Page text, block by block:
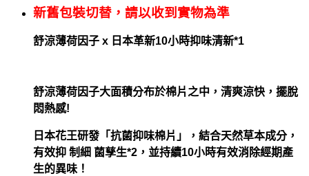
新舊包裝切替，請以收到實物為準
舒涼薄荷因子 x 日本革新10小時抑味清新*1
舒涼薄荷因子大面積分布於棉片之中，清爽涼快，擺脫
悶熱感!
日本花王研發「抗菌抑味棉片」，結合天然草本成分，
有效抑 制細 菌孳生*2，並持續10小時有效消除經期產
生的異味！